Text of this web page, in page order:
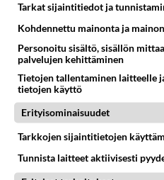
Onko täällä ketään
Joka kaipaa M alkuista? Millä
08.08.2026 19:54
Vetovoima
08.08.2026 14:24
Niin kauan tätä
Onko vuotesi menneet hukkaan
09.08.2026 06:20
Ikävä
Tarkat sijaintitiedot ja
Kohdennettu mainonta ja
Personoitu sisältö, sisällön
palvelujen kehittäminen
Tietojen tallentaminen laitteelle
tietojen käyttö
Erityisominaisuudet
Tarkkojen sijaintitietojen
Tunnista laitteet aktiivisesti